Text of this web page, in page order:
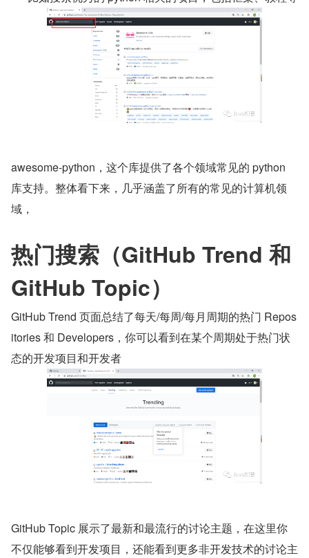
awesome-python，这个库提供了各个领域常见的 python
库支持。整体看下来，几乎涵盖了所有的常见的计算机领
域，
热门搜索（GitHub Trend 和
GitHub Topic）
GitHub Trend 页面总结了每天/每周/每月周期的热门 Repos
itories 和 Developers，你可以看到在某个周期处于热门状
态的开发项目和开发者
GitHub Topic 展示了最新和最流行的讨论主题，在这里你
不仅能够看到开发项目，还能看到更多非开发技术的讨论主